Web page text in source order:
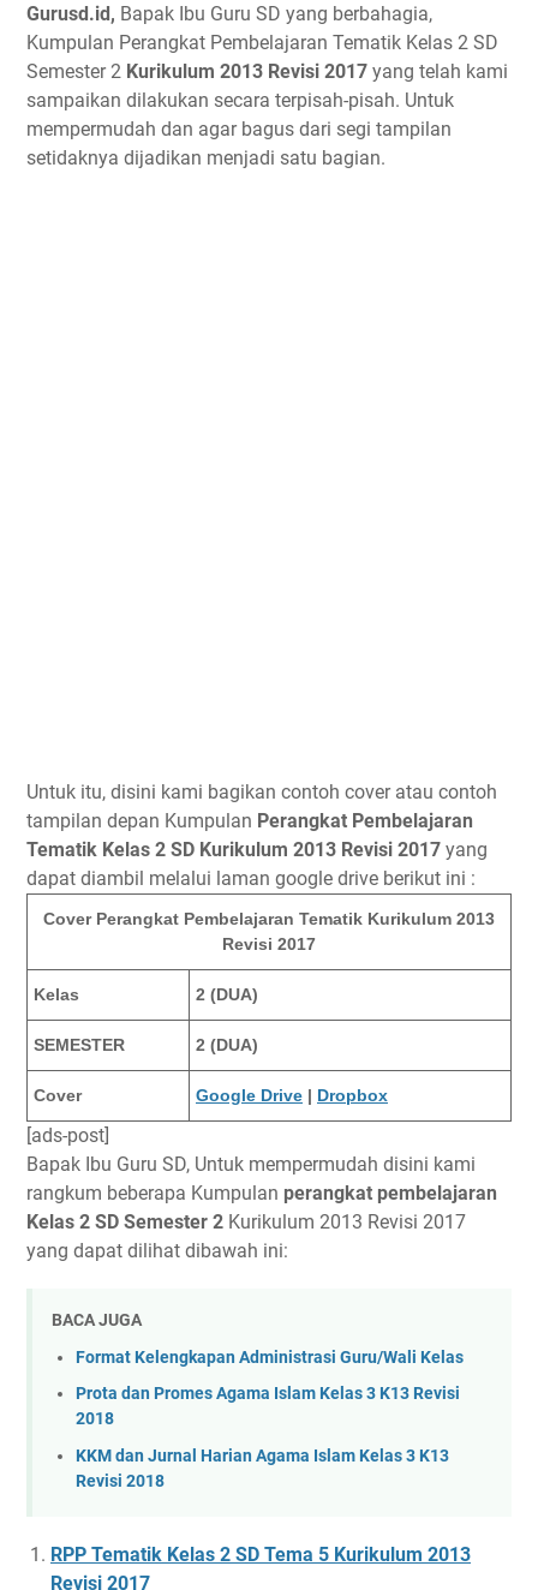
Gurusd.id, Bapak Ibu Guru SD yang berbahagia,
Kumpulan Perangkat Pembelajaran Tematik Kelas 2 SD
Semester 2 Kurikulum 2013 Revisi 2017 yang telah kami
sampaikan dilakukan secara terpisah-pisah. Untuk
mempermudah dan agar bagus dari segi tampilan
setidaknya dijadikan menjadi satu bagian.
Untuk itu, disini kami bagikan contoh cover atau contoh
tampilan depan Kumpulan Perangkat Pembelajaran
Tematik Kelas 2 SD Kurikulum 2013 Revisi 2017 yang
dapat diambil melalui laman google drive berikut ini :
Cover Perangkat Pembelajaran Tematik Kurikulum 2013
Revisi 2017
Kelas 2 (DUA)
SEMESTER 2 (DUA)
Cover Google Drive | Dropbox
[ads-post]
Bapak Ibu Guru SD, Untuk mempermudah disini kami
rangkum beberapa Kumpulan perangkat pembelajaran
Kelas 2 SD Semester 2 Kurikulum 2013 Revisi 2017
yang dapat dilihat dibawah ini:
BACA JUGA
Format Kelengkapan Administrasi Guru/Wali Kelas
Prota dan Promes Agama Islam Kelas 3 K13 Revisi
2018
KKM dan Jurnal Harian Agama Islam Kelas 3 K13
Revisi 2018
RPP Tematik Kelas 2 SD Tema 5 Kurikulum 2013
Revisi 2017